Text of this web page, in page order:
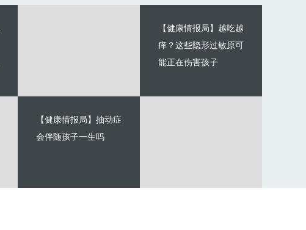
【健康情报局】越吃越
痒？这些隐形过敏原可
能正在伤害孩子
【健康情报局】抽动症
会伴随孩子一生吗